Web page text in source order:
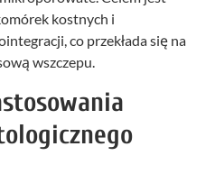
kostnych i
co przekłada się na
wszczepu.